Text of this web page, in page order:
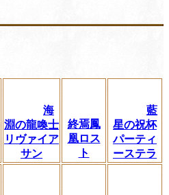
海
淵の龍喚士
リヴァイア
サン
終焉鳳
凰ロス
ト
藍
星の祝杯
パーティ
ーステラ